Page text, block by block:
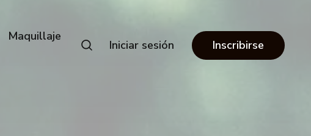
Maquillaje
Iniciar sesión Inscribirse